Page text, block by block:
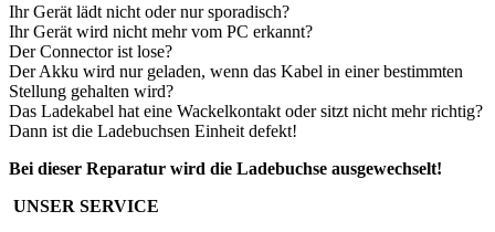
Ihr Gerät lädt nicht oder nur sporadisch?
Ihr Gerät wird nicht mehr vom PC erkannt?
Der Connector ist lose?
Der Akku wird nur geladen, wenn das Kabel in einer bestimmten
Stellung gehalten wird?
Das Ladekabel hat eine Wackelkontakt oder sitzt nicht mehr richtig?
Dann ist die Ladebuchsen Einheit defekt!
Bei dieser Reparatur wird die Ladebuchse ausgewechselt!
UNSER SERVICE